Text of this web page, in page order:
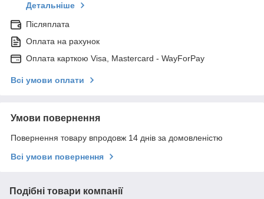
Детальніше
Післяплата
Оплата на рахунок
Оплата карткою Visa, Mastercard - WayForPay
Всі умови оплати
Умови повернення
Повернення товару впродовж 14 днів за домовленістю
Всі умови повернення
Подібні товари компанії